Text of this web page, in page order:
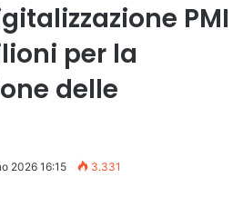
PMI
per la
delle
2026 16:15 3.331